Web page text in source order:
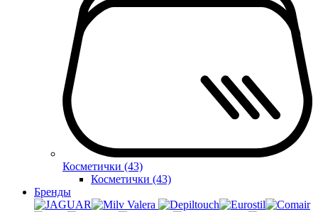
Косметички (43)
Косметички (43)
Бренды
Valera